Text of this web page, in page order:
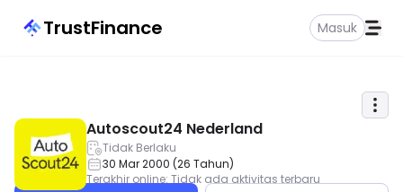
TrustFinance Masuk
Autoscout24 Nederland
Tidak Berlaku
30 Mar 2000 (26 Tahun)
Terakhir online: Tidak ada aktivitas terbaru